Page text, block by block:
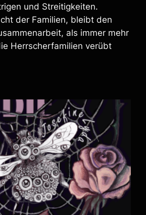
und Streitigkeiten.
der Familien, bleibt den
als immer mehr
Herrscherfamilien verübt